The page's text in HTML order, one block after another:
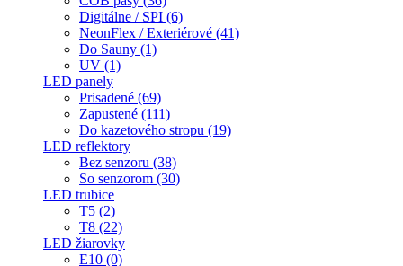
Digitálne / SPI (6)
NeonFlex / Exteriérové (41)
Do Sauny (1)
UV (1)
LED panely
Prisadené (69)
Zapustené (111)
Do kazetového stropu (19)
LED reflektory
Bez senzoru (38)
So senzorom (30)
LED trubice
T5 (2)
T8 (22)
LED žiarovky
E10 (0)